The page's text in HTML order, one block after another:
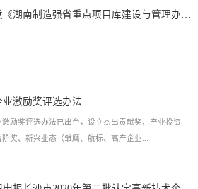
业激励奖评选办法
激励奖评选办法已出台，设立杰出贡献奖、产业投资
奖、新兴业态（雏鹰、航标、高产企业...
高奖励2...